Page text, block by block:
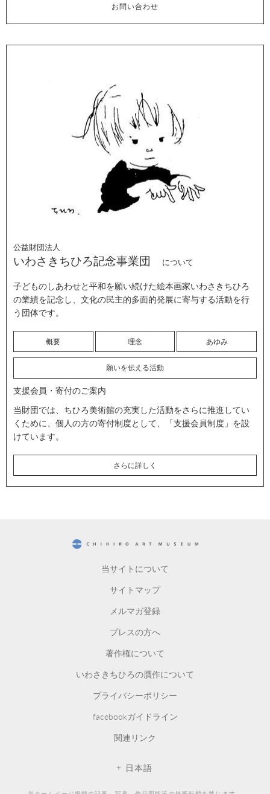
お問い合わせ
公益財団法人
いわさきちひろ記念事業団 について
子どものしあわせと平和を願い続けた絵本画家いわさきちひろ
の業績を記念し、文化の民主的多面的発展に寄与する活動を行
う団体です。
概要 理念 あゆみ
願いを伝える活動
支援会員・寄付のご案内
当財団では、ちひろ美術館の充実した活動をさらに推進してい
くために、個人の方の寄付制度として、「支援会員制度」を設
けています。
さらに詳しく
当サイトについて
サイトマップ
メルマガ登録
プレスの方へ
著作権について
いわさきちひろの贋作について
プライバシーポリシー
facebookガイドライン
関連リンク
日本語